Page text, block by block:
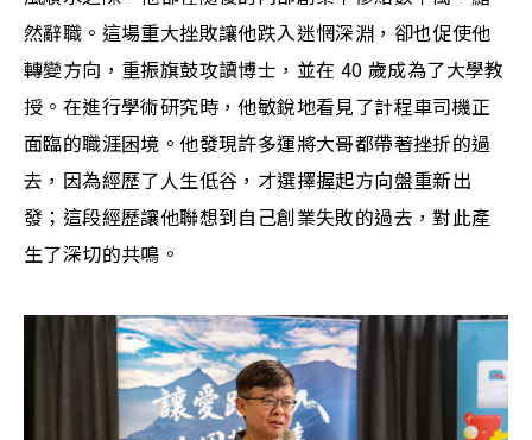
然辭職。這場重大挫敗讓他跌入迷惘深淵，卻也促使他
轉變方向，重振旗鼓攻讀博士，並在 40 歲成為了大學教
授。在進行學術研究時，他敏銳地看見了計程車司機正
面臨的職涯困境。他發現許多運將大哥都帶著挫折的過
去，因為經歷了人生低谷，才選擇握起方向盤重新出
發；這段經歷讓他聯想到自己創業失敗的過去，對此產
生了深切的共鳴。